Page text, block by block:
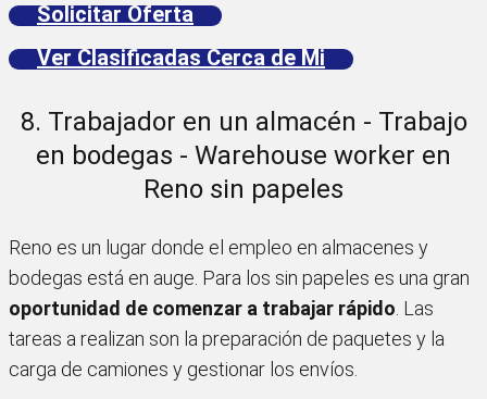
Solicitar Oferta
Ver Clasificadas Cerca de Mi
8. Trabajador en un almacén - Trabajo
en bodegas - Warehouse worker en
Reno sin papeles
Reno es un lugar donde el empleo en almacenes y
bodegas está en auge. Para los sin papeles es una gran
oportunidad de comenzar a trabajar rápido. Las
tareas a realizan son la preparación de paquetes y la
carga de camiones y gestionar los envíos.